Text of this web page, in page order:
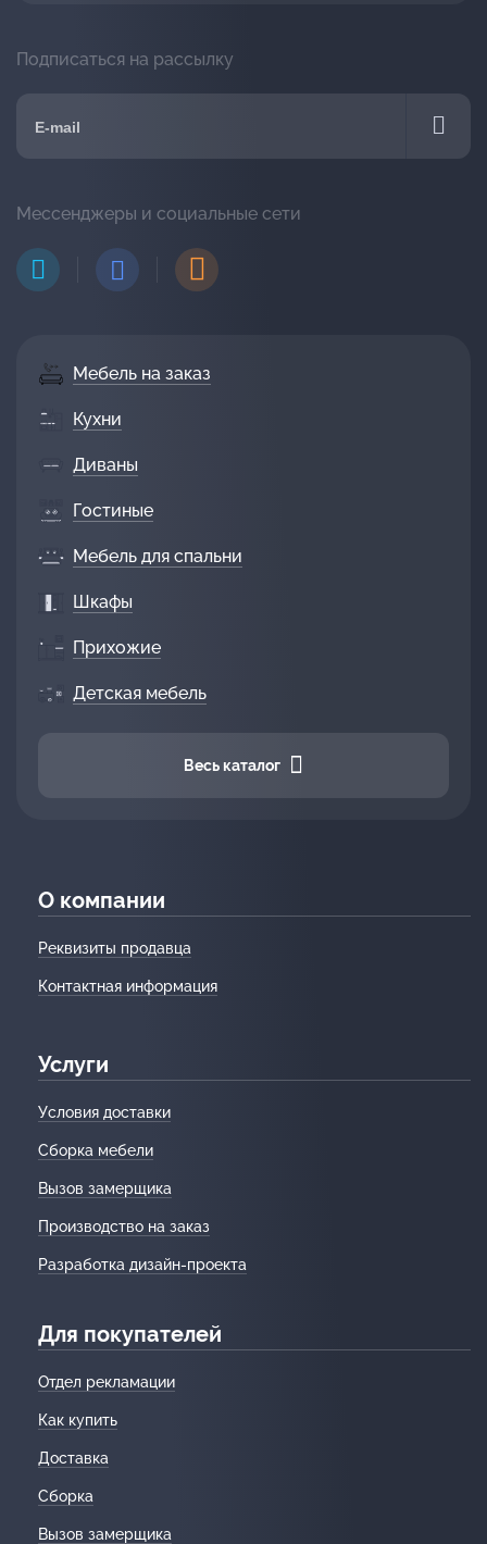
Мебель на заказ
Кухни
Диваны
Гостиные
Мебель для спальни
Шкафы
Прихожие
Детская мебель
Весь каталог
О компании
Реквизиты продавца
Контактная информация
Услуги
Условия доставки
Сборка мебели
Вызов замерщика
Производство на заказ
Разработка дизайн-проекта
Для покупателей
Отдел рекламации
Как купить
Доставка
Сборка
Вызов замерщика
Подписаться на рассылку
Мессенджеры и социальные сети